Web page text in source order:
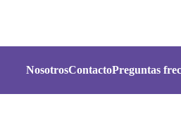
NosotrosContactoPreguntas